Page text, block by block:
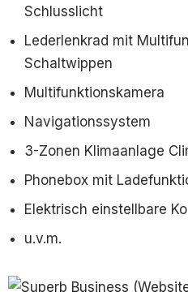
Schlusslicht
Lederlenkrad mit
Schaltwippen
Multifunktionskamera
Navigationssystem
3-Zonen Klimaanlage
Phonebox mit
Elektrisch einstellbare
u.v.m.